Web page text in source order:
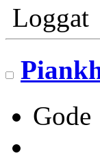
Loggat
Gode